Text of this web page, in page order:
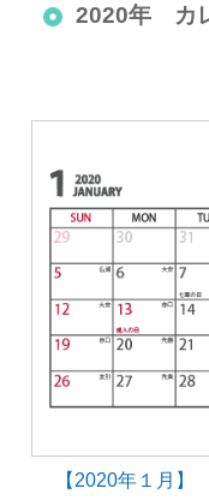
2020年 カ
【2020年１月